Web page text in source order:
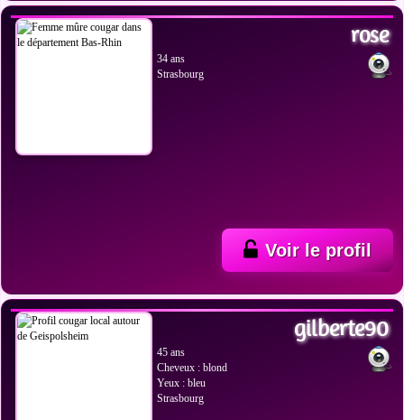
rose
34 ans
Strasbourg
Voir le profil
gilberte90
45 ans
Cheveux : blond
Yeux : bleu
Strasbourg